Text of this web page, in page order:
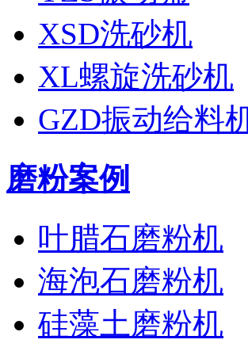
XSD洗砂机
XL螺旋洗砂机
GZD振动给料
磨粉案例
叶腊石磨粉机
海泡石磨粉机
硅藻土磨粉机